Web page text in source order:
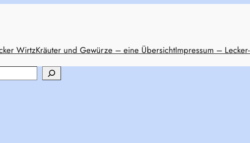
WirtzKräuter und Gewürze – eine ÜbersichtImpressum –